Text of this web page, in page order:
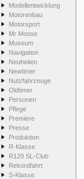
Modellentwicklung
Motorenbau
Motorsport
Mr Moose
Museum
Navigation
Neuheiten
Newtimer
Nutzfahrzeuge
Oldtimer
Personen
Pflege
Premiere
Presse
Produktion
R-Klasse
R129 SL-Club
Rekordfahrt
S-Klasse